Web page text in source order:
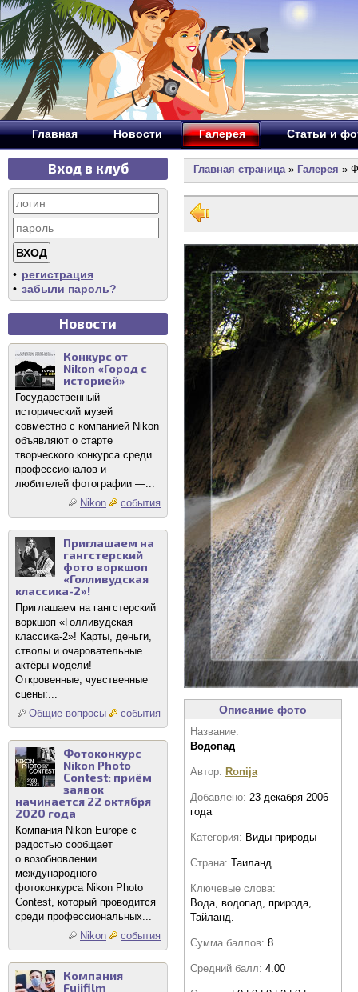
Главная Новости Галерея Статьи и
Вход в клуб
• регистрация
• забыли пароль?
Новости
Конкурс от
Nikon «Город с
историей»
Государственный
исторический музей
совместно с компанией Nikon
объявляют о старте
творческого конкурса среди
профессионалов и
любителей фотографии —...
Nikon
события
Приглашаем на
гангстерский
фото воркшоп
«Голливудская
классика-2»!
Приглашаем на гангстерский
воркшоп «Голливудская
классика-2»! Карты, деньги,
стволы и очаровательные
актёры-модели!
Откровенные, чувственные
сцены:...
Общие вопросы
события
Фотоконкурс
Nikon Photo
Contest: приём
заявок
начинается 22 октября
2020 года
Компания Nikon Europe с
радостью сообщает
о возобновлении
международного
фотоконкурса Nikon Photo
Contest, который проводится
среди профессиональных...
Nikon
события
Компания
Fujifilm
Главная страница» Галерея »
Описание фото
Название:
Водопад
Автор: Ronija
Добавлено: 23 декабря 2006
года
Категория: Виды природы
Страна: Таиланд
Ключевые слова:
Вода, водопад, природа,
Тайланд.
Сумма баллов: 8
Средний балл: 4.00